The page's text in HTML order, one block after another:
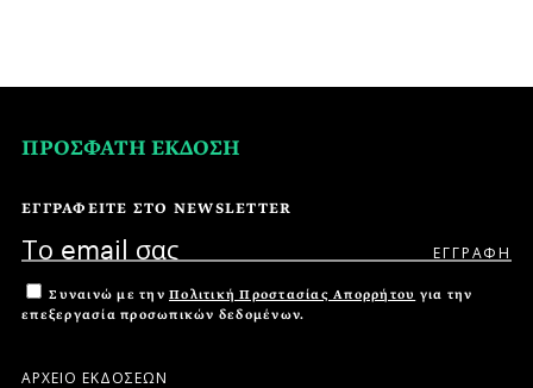
ΠΡΟΣΦΑΤΗ ΕΚΔΟΣΗ
ΕΓΓΡΑΦΕΙΤΕ ΣΤΟ NEWSLETTER
Συναινώ με την Πολιτική Προστασίας Απορρήτου για την
επεξεργασία προσωπικών δεδομένων.
ΑΡΧΕΙΟ ΕΚΔΟΣΕΩΝ